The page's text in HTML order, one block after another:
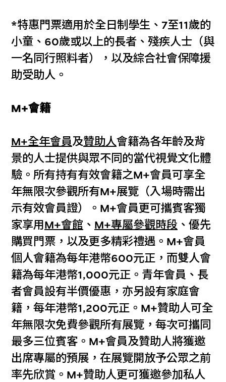
*特惠門票適用於全日制學生、7至11歲的
小童、60歲或以上的長者、殘疾人士（與
一名同行照料者），以及綜合社會保障援
助受助人。
M+會籍
M+全年會員及贊助人會籍為各年齡及背
景的人士提供與眾不同的當代視覺文化體
驗。所有持有有效會籍之M+會員可享全
年無限次參觀所有M+展覽（入場時需出
示有效會員證）。M+會員更可攜賓客獨
家享用M+會館 、 M+專屬參觀時段 、優先
購買門票，以及更多精彩禮遇。M+會員
個人會籍為每年港幣600元正，而雙人會
籍為每年港幣1,000元正。青年會員、長
者會員設有半價優惠，亦另設有家庭會
籍，每年港幣1,200元正。M+贊助人可全
年無限次免費參觀所有展覽，每次可攜同
最多三位賓客。M+會員及贊助人將獲邀
出席專屬的預展，在展覽開放予公眾之前
率先欣賞。M+贊助人更可獲邀參加私人